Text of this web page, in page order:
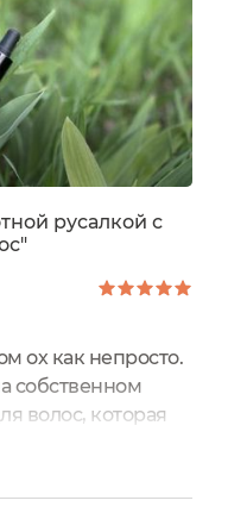
и придают
- вербены,
дарит волосам
и силу.
русалкой с
ох как непросто.
собственном
волос, которая
о которой я
маска для волос и